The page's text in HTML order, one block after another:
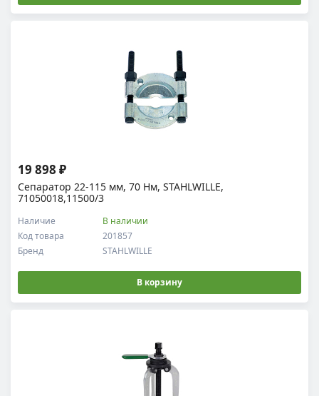
Сепаратор 22-115 мм, 70 Нм, STAHLWILLE,
71050018,11500/3
Код товара 201857
Наличие В наличии
Бренд STAHLWILLE
19 898 ₽
В корзину